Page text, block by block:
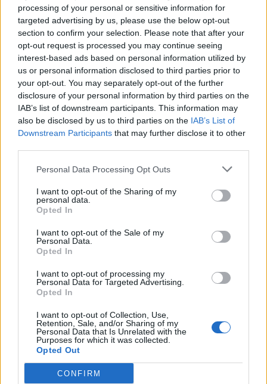
processing of your personal or sensitive information for
targeted advertising by us, please use the below opt-out
section to confirm your selection. Please note that after your
opt-out request is processed you may continue seeing
interest-based ads based on personal information utilized by
us or personal information disclosed to third parties prior to
your opt-out. You may separately opt-out of the further
disclosure of your personal information by third parties on the
IAB’s list of downstream participants. This information may
also be disclosed by us to third parties on the IAB’s List of
Downstream Participants that may further disclose it to other
Personal Data Processing Opt Outs
I want to opt-out of the Sharing of my
personal data.
Opted In
I want to opt-out of the Sale of my
Personal Data.
Opted In
I want to opt-out of processing my
Personal Data for Targeted Advertising.
Opted In
I want to opt-out of Collection, Use,
Retention, Sale, and/or Sharing of my
Personal Data that Is Unrelated with the
Purposes for which it was collected.
Opted Out
CONFIRM
Sommer i Sæby
Så er sæsonen